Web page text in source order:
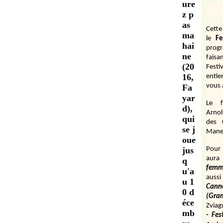
ure
z p
as
ma
hai
ne
(20
16,
Fa
yar
d),
qui
se j
oue
jus
q
u'a
u 1
0 d
éce
mb
le
vous
Le
des
Pour
aura
aussi
-